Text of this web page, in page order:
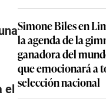
el
Simone Biles en
la agenda de la
ganadora del
que emocionará a
selección nacional